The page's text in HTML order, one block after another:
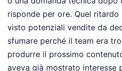
risponde per ore. Quel
visto potenziali vendite da
sfumare perché il team era
produrre il prossimo
aveva già mostrato interesse